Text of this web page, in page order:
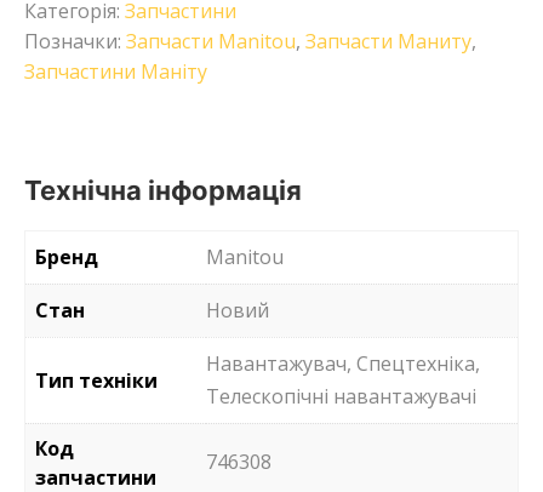
Категорія: Запчастини
Позначки: Запчасти Manitou, Запчасти Маниту,
Запчастини Маніту
Технічна інформація
Бренд
Manitou
Стан
Новий
Тип техніки
Навантажувач, Спецтехніка,
Телескопічні навантажувачі
Код
запчастини
746308